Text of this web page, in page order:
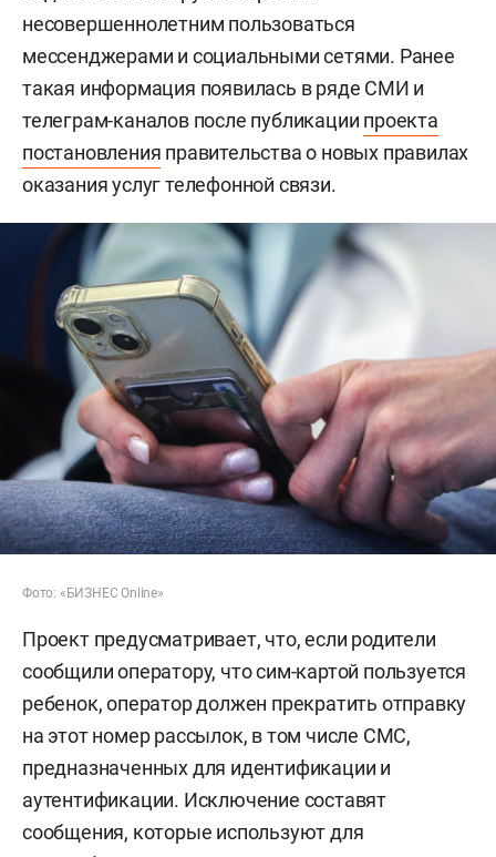
несовершеннолетним пользоваться
мессенджерами и социальными сетями. Ранее
такая информация появилась в ряде СМИ и
телеграм-каналов после публикации проекта
постановления правительства о новых правилах
оказания услуг телефонной связи.
Фото: «БИЗНЕС Online»
Проект предусматривает, что, если родители
сообщили оператору, что сим-картой пользуется
ребенок, оператор должен прекратить отправку
на этот номер рассылок, в том числе СМС,
предназначенных для идентификации и
аутентификации. Исключение составят
сообщения, которые используют для